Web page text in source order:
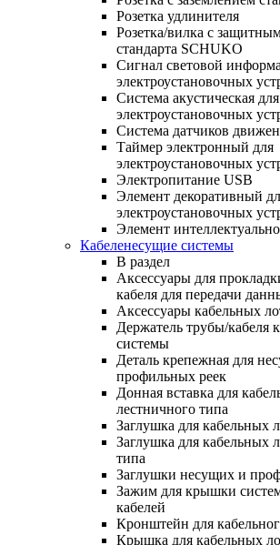
Розетка удлинителя
Розетка/вилка с
стандарта SCHUKO
Сигнал световой
электроустановочных
Система акустическая для
электроустановочных
Система датчиков
Таймер электронный для
электроустановочных
Электропитание USB
Элемент декоративный
электроустановочных
Элемент
Кабеленесущие системы
В раздел
Аксессуары для
кабеля для передачи
Аксессуары кабельных
Держатель трубы/кабеля
системы
Деталь крепежная для
профильных реек
Донная вставка для
лестничного типа
Заглушка для кабельных
Заглушка для кабельных
типа
Заглушки несущих и
Зажим для крышки
кабелей
Кронштейн для
Крышка для кабельных